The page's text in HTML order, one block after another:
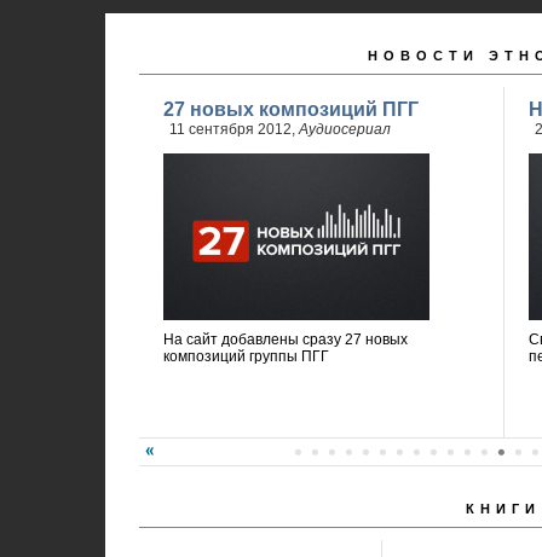
НОВОСТИ
27 новых композиций ПГГ
11 сентября 2012,Аудиосериал
На сайт добавлены сразу 27 новых
композиций группы ПГГ
КНИГИ